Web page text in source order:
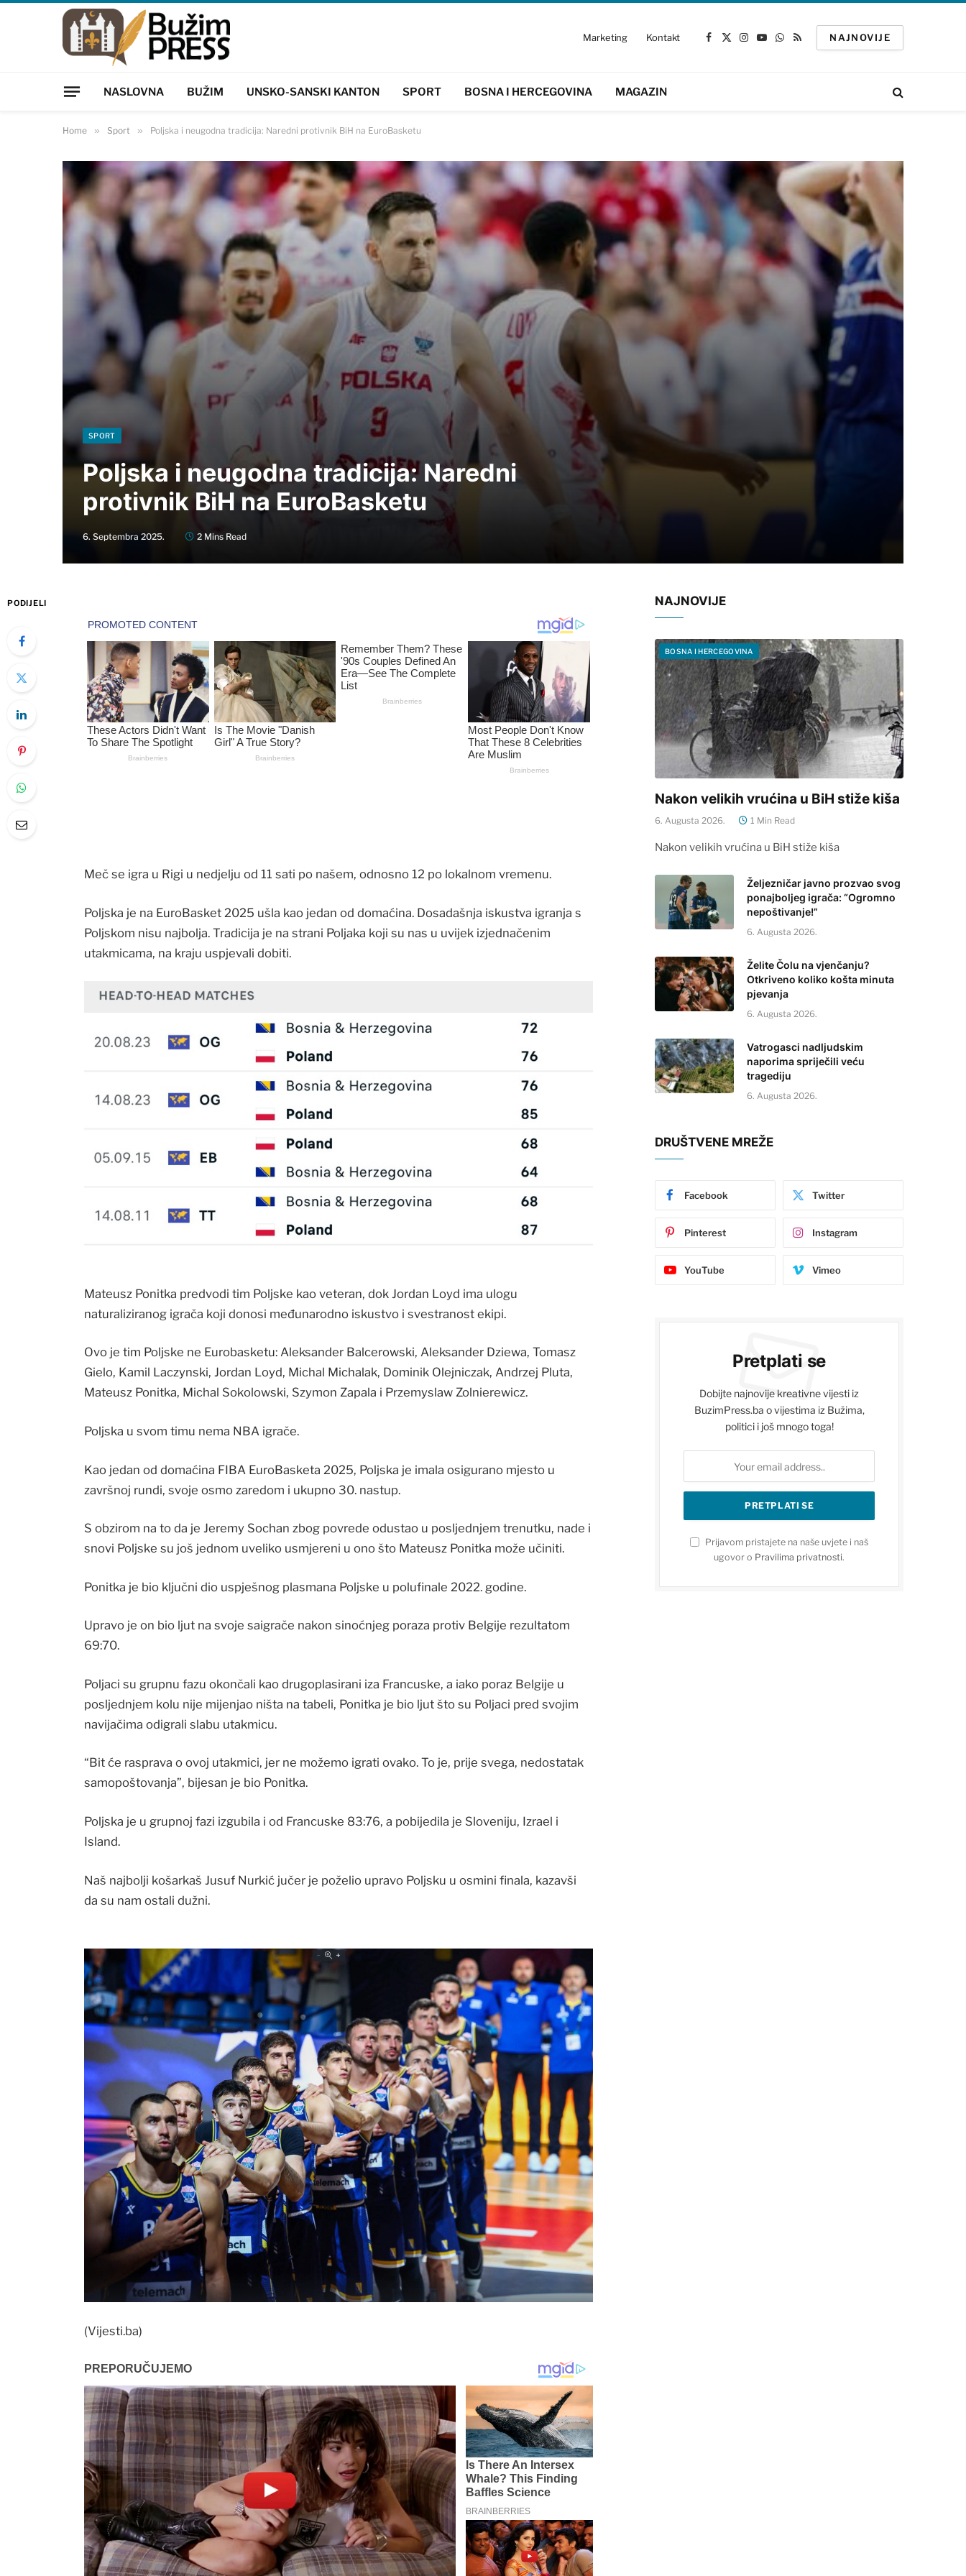
Marketing Kontakt
Facebook
X
Instagram
YouTube
WhatsApp
RSS
NAJNOVIJE
NASLOVNA BUŽIM UNSKO-SANSKI KANTON SPORT BOSNA I HERCEGOVINA MAGAZIN
Home » Sport » Poljska i neugodna tradicija: Naredni protivnik BiH na EuroBasketu
SPORT
Poljska i neugodna tradicija: Naredni
protivnik BiH na EuroBasketu
6. Septembra 2025. 2 Mins Read
PODIJELI
Meč se igra u Rigi u nedjelju od 11 sati po našem, odnosno 12 po lokalnom vremenu.
Poljska je na EuroBasket 2025 ušla kao jedan od domaćina. Dosadašnja iskustva igranja s
Poljskom nisu najbolja. Tradicija je na strani Poljaka koji su nas u uvijek izjednačenim
utakmicama, na kraju uspjevali dobiti.
Mateusz Ponitka predvodi tim Poljske kao veteran, dok Jordan Loyd ima ulogu
naturaliziranog igrača koji donosi međunarodno iskustvo i svestranost ekipi.
Ovo je tim Poljske ne Eurobasketu: Aleksander Balcerowski, Aleksander Dziewa, Tomasz
Gielo, Kamil Laczynski, Jordan Loyd, Michal Michalak, Dominik Olejniczak, Andrzej Pluta,
Mateusz Ponitka, Michal Sokolowski, Szymon Zapala i Przemyslaw Zolnierewicz.
Poljska u svom timu nema NBA igrače.
Kao jedan od domaćina FIBA EuroBasketa 2025, Poljska je imala osigurano mjesto u
završnoj rundi, svoje osmo zaredom i ukupno 30. nastup.
S obzirom na to da je Jeremy Sochan zbog povrede odustao u posljednjem trenutku, nade i
snovi Poljske su još jednom uveliko usmjereni u ono što Mateusz Ponitka može učiniti.
Ponitka je bio ključni dio uspješnog plasmana Poljske u polufinale 2022. godine.
Upravo je on bio ljut na svoje saigrače nakon sinoćnjeg poraza protiv Belgije rezultatom
69:70.
Poljaci su grupnu fazu okončali kao drugoplasirani iza Francuske, a iako poraz Belgije u
posljednjem kolu nije mijenjao ništa na tabeli, Ponitka je bio ljut što su Poljaci pred svojim
navijačima odigrali slabu utakmicu.
“Bit će rasprava o ovoj utakmici, jer ne možemo igrati ovako. To je, prije svega, nedostatak
samopoštovanja”, bijesan je bio Ponitka.
Poljska je u grupnoj fazi izgubila i od Francuske 83:76, a pobijedila je Sloveniju, Izrael i
Island.
Naš najbolji košarkaš Jusuf Nurkić jučer je poželio upravo Poljsku u osmini finala, kazavši
da su nam ostali dužni.
(Vijesti.ba)
NAJNOVIJE
BOSNA I HERCEGOVINA
Nakon velikih vrućina u BiH stiže kiša
6. Augusta 2026. 1 Min Read
Nakon velikih vrućina u BiH stiže kiša
Željezničar javno prozvao svog
ponajboljeg igrača: “Ogromno
nepoštivanje!”
6. Augusta 2026.
Želite Čolu na vjenčanju?
Otkriveno koliko košta minuta
pjevanja
6. Augusta 2026.
Vatrogasci nadljudskim
naporima spriječili veću
tragediju
6. Augusta 2026.
DRUŠTVENE MREŽE
Facebook Twitter
Pinterest Instagram
YouTube Vimeo
Pretplati se
Dobijte najnovije kreativne vijesti iz
BuzimPress.ba o vijestima iz Bužima,
politici i još mnogo toga!
Prijavom pristajete na naše uvjete i naš
ugovor o Pravilima privatnosti.